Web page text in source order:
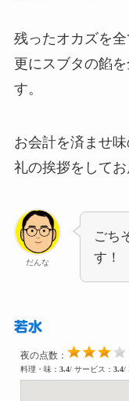
残ったオカズを全
更にスブタの餡
す。
お会計を済ませ
礼の挨拶をしてお
だんな
ごち
す！
若水